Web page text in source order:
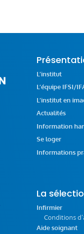
L’institut
L’équipe IFSI/
L’institut en
Actualités
Information
Se loger
Informations
La
Infirmier
Conditions
Aide soignant